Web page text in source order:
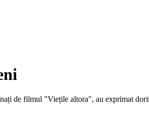
de filmul "Viețile altora", au exprimat